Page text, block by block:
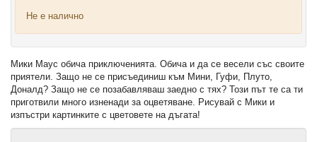
Не е налично
Мики Маус обича приключенията. Обича и да се весели със своите
приятели. Защо не се присъединиш към Мини, Гуфи, Плуто,
Доналд? Защо не се позабавляваш заедно с тях? Този път те са ти
приготвили много изненади за оцветяване. Рисувай с Мики и
изпъстри картинките с цветовете на дъгата!